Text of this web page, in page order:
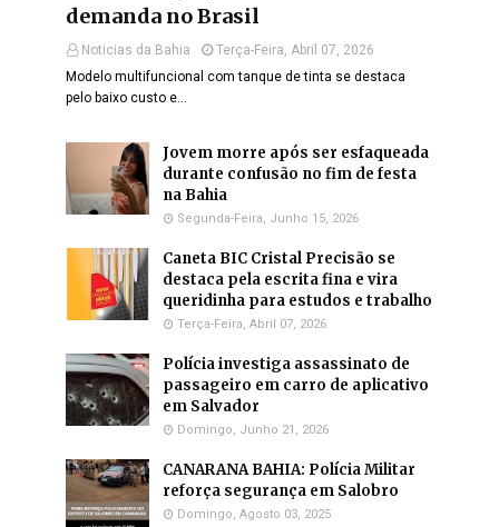
demanda no Brasil
Noticias da Bahia
Terça-Feira, Abril 07, 2026
Modelo multifuncional com tanque de tinta se destaca
pelo baixo custo e…
Jovem morre após ser esfaqueada
durante confusão no fim de festa
na Bahia
Segunda-Feira, Junho 15, 2026
Caneta BIC Cristal Precisão se
destaca pela escrita fina e vira
queridinha para estudos e trabalho
Terça-Feira, Abril 07, 2026
Polícia investiga assassinato de
passageiro em carro de aplicativo
em Salvador
Domingo, Junho 21, 2026
CANARANA BAHIA: Polícia Militar
reforça segurança em Salobro
Domingo, Agosto 03, 2025